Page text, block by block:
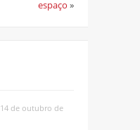
espaço »
14 de outubro de